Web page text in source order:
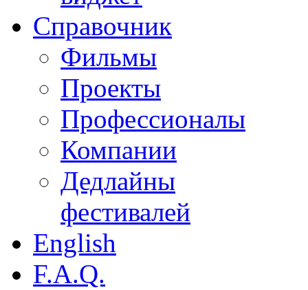
Справочник
Фильмы
Проекты
Профессионалы
Компании
Дедлайны
фестивалей
English
F.A.Q.